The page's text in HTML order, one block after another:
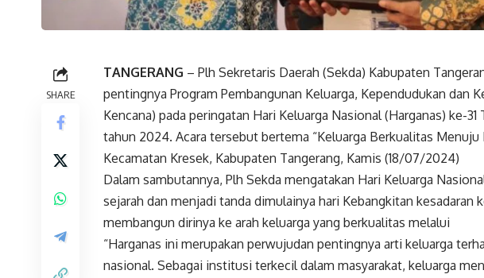
SHARE
TANGERANG – Plh Sekretaris Daerah (Sekda) Kabupaten
pentingnya Program Pembangunan Keluarga, Kependudukan dan
Kencana) pada peringatan Hari Keluarga Nasional (Harganas) ke-
tahun 2024. Acara tersebut bertema “Keluarga Berkualitas
Kecamatan Kresek, Kabupaten Tangerang, Kamis (18/07/2024)
Dalam sambutannya, Plh Sekda mengatakan Hari Keluarga
sejarah dan menjadi tanda dimulainya hari Kebangkitan kesadaran
membangun dirinya ke arah keluarga yang berkualitas melalui
“Harganas ini merupakan perwujudan pentingnya arti keluarga
nasional. Sebagai institusi terkecil dalam masyarakat, keluarga